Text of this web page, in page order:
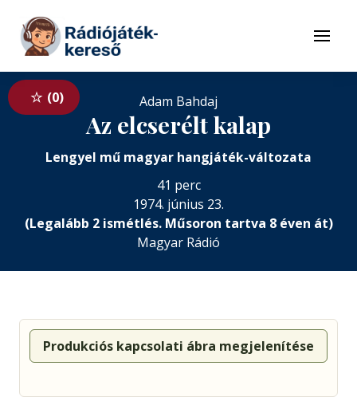
Tovább a tartalomhoz
Menü
0 Adam Bahdaj
Az elcserélt kalap
Lengyel mű magyar hangjáték-változata
41 perc
1974. június 23.
(Legalább 2 ismétlés. Műsoron tartva 8 éven át)
Magyar Rádió
Produkciós kapcsolati ábra megjelenítése